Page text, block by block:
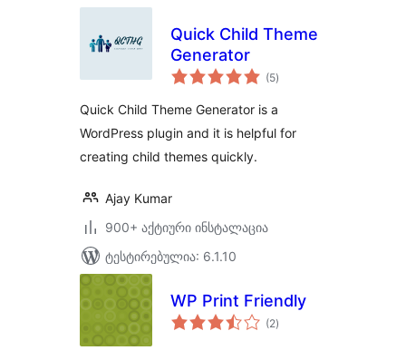
Quick Child Theme
Generator
(5საერთო
რეიტინგი
)
Quick Child Theme Generator is a
WordPress plugin and it is helpful for
creating child themes quickly.
Ajay Kumar
900+ აქტიური ინსტალაცია
ტესტირებულია: 6.1.10
WP Print Friendly
(2საერთო
რეიტინგი
)